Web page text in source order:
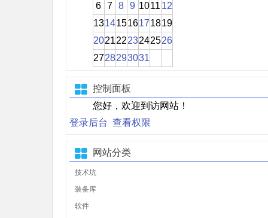
6
7 8 9 1011 12
13141516171819
20212223242526
2728293031
控制面板
您好，欢迎到访网站！
登录后台 查看权限
网站分类
技术坑
装备库
软件